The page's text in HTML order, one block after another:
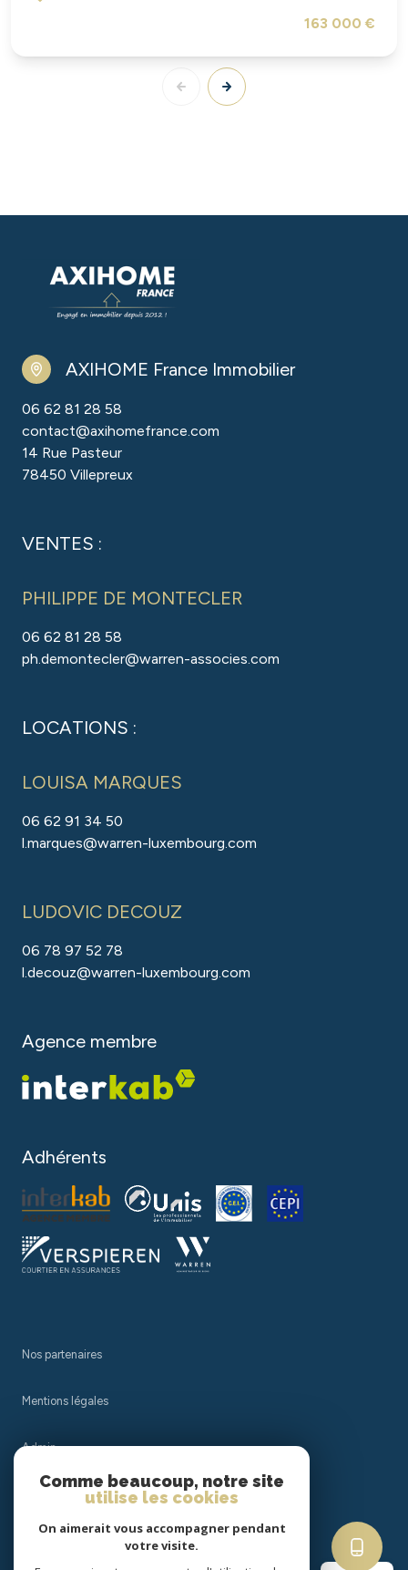
163 000 €
AXIHOME France Immobilier
06 62 81 28 58
contact@axihomefrance.com
14 Rue Pasteur
78450 Villepreux
VENTES :
PHILIPPE DE MONTECLER
06 62 81 28 58
ph.demontecler@warren-associes.com
LOCATIONS :
LOUISA MARQUES
06 62 91 34 50
l.marques@warren-luxembourg.com
LUDOVIC DECOUZ
06 78 97 52 78
l.decouz@warren-luxembourg.com
Agence membre
Adhérents
Nos partenaires
Mentions légales
Admin
Nos honoraires
Comme beaucoup, notre site
utilise les cookies
On aimerait vous accompagner pendant
votre visite.